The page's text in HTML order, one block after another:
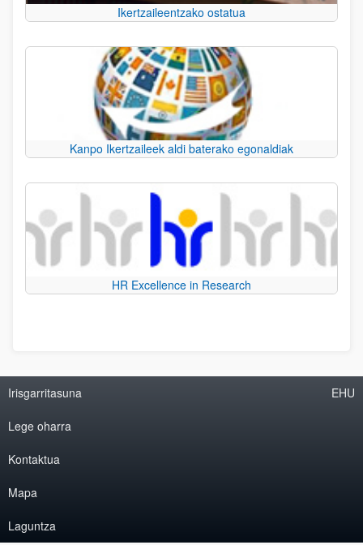
Ikertzaileentzako ostatua
Kanpo Ikertzaileek aldi baterako egonaldiak
HR Excellence in Research
Irisgarritasuna
Lege oharra
Kontaktua
Mapa
Laguntza
EHU